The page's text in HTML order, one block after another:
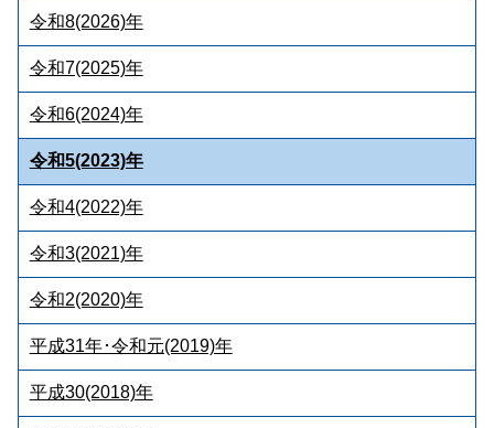
令和8(2026)年
令和7(2025)年
令和6(2024)年
令和5(2023)年
令和4(2022)年
令和3(2021)年
令和2(2020)年
平成31年･令和元(2019)年
平成30(2018)年